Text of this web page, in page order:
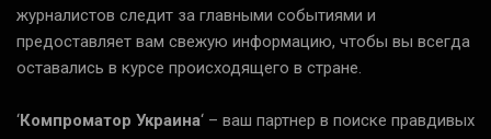
журналистов следит за главными событиями и
предоставляет вам свежую информацию, чтобы вы всегда
оставались в курсе происходящего в стране.
‘Компроматор Украина‘ – ваш партнер в поиске правдивых